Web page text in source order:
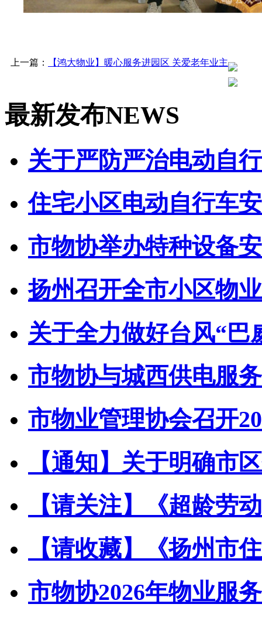
上一篇： 【鸿大物业】暖心服务进园区 关爱老年业主
最新发布NEWS
关于严防严治电动自
住宅小区电动自行车
市物协举办特种设备
扬州召开全市小区物
关于全力做好台风“巴
市物协与城西供电服
市物业管理协会召开
【通知】关于明确市
【请关注】《超龄劳
【请收藏】《扬州市
市物协2026年物业服